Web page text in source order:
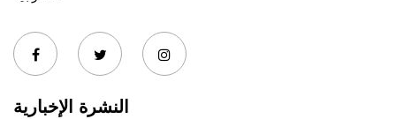
النشرة الإخبارية